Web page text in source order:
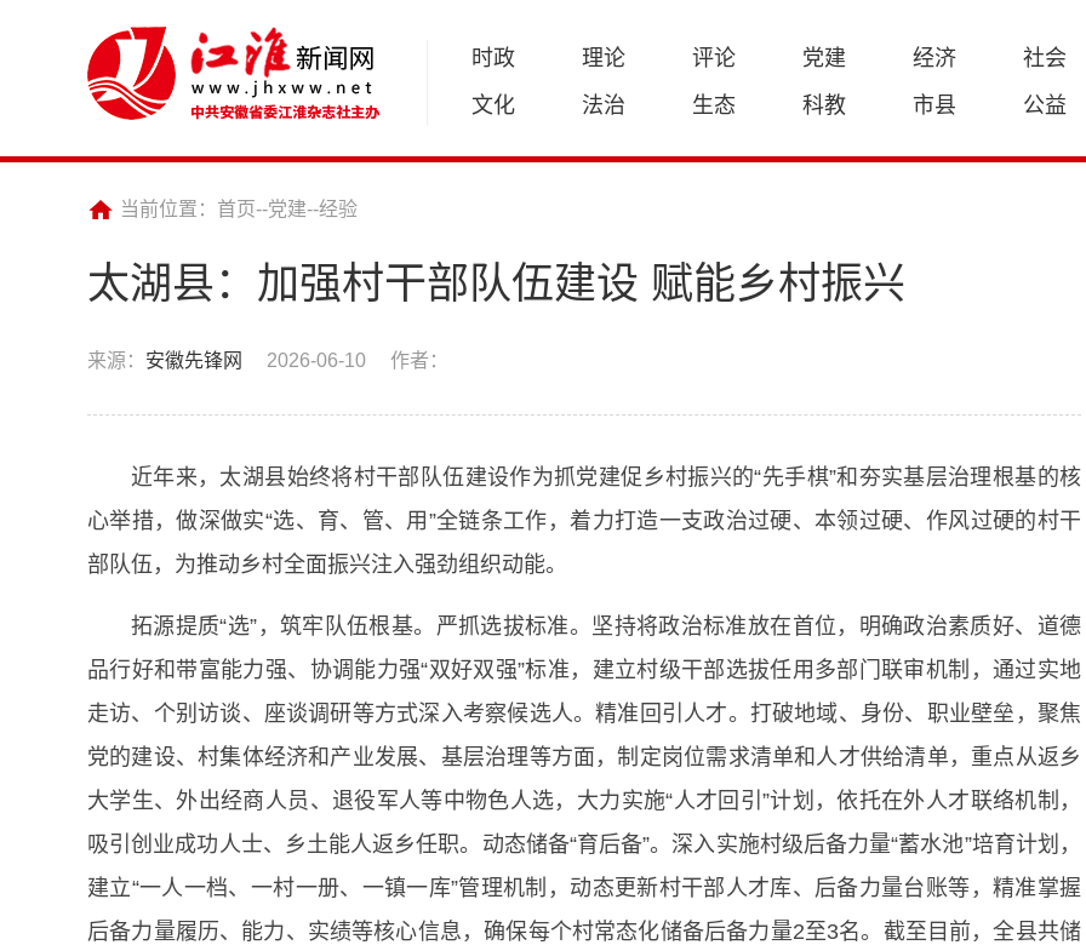
时政 理论 评论 党建 经济
社会
文化
法治 生态 科教 市县 公益
当前位置： 首页--党建--经验
太湖县：加强村干部队伍建设 赋能乡村振兴
来源： 安徽先锋网 2026-06-10 作者：
近年来，太湖县始终将村干部队伍建设作为抓党建促乡村振兴的“先手棋”和夯实基层治理根基的核
心举措，做深做实“选、育、管、用”全链条工作，着力打造一支政治过硬、本领过硬、作风过硬的村干
部队伍，为推动乡村全面振兴注入强劲组织动能。
拓源提质“选”，筑牢队伍根基。严抓选拔标准。坚持将政治标准放在首位，明确政治素质好、道德
品行好和带富能力强、协调能力强“双好双强”标准，建立村级干部选拔任用多部门联审机制，通过实地
走访、个别访谈、座谈调研等方式深入考察候选人。精准回引人才。打破地域、身份、职业壁垒，聚焦
党的建设、村集体经济和产业发展、基层治理等方面，制定岗位需求清单和人才供给清单，重点从返乡
大学生、外出经商人员、退役军人等中物色人选，大力实施“人才回引”计划，依托在外人才联络机制，
吸引创业成功人士、乡土能人返乡任职。动态储备“育后备”。深入实施村级后备力量“蓄水池”培育计划，
建立“一人一档、一村一册、一镇一库”管理机制，动态更新村干部人才库、后备力量台账等，精准掌握
后备力量履历、能力、实绩等核心信息，确保每个村常态化储备后备力量2至3名。截至目前，全县共储